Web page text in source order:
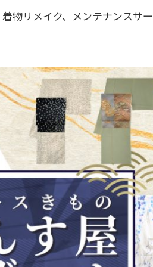
物リメイク、メンテナンスサ